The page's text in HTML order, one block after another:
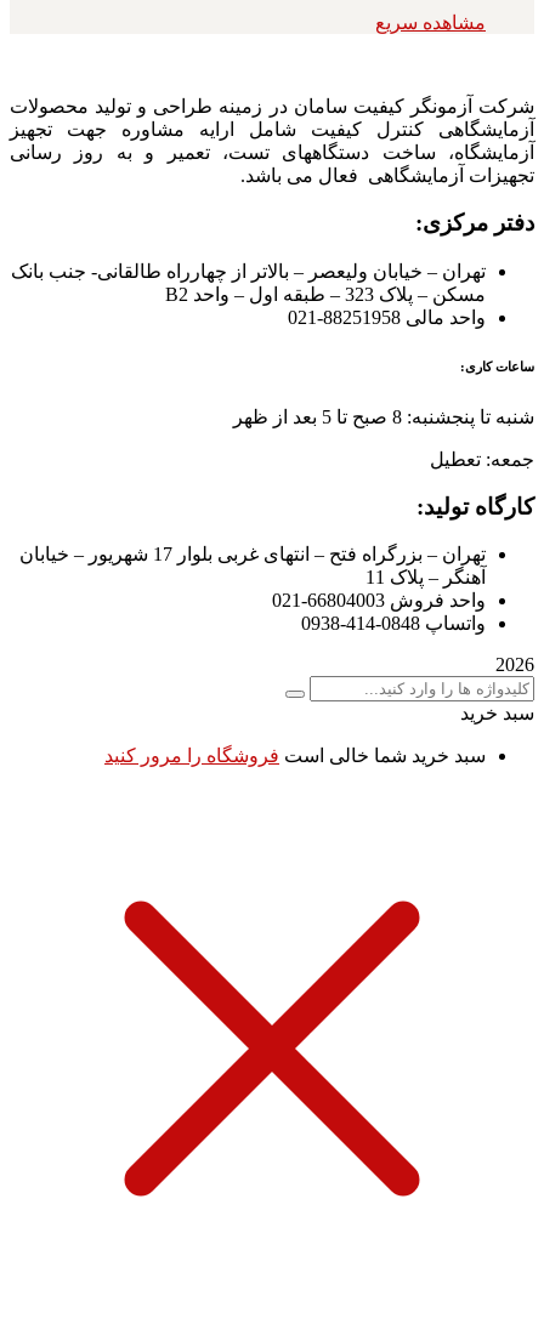
مشاهده سریع
شرکت آزمونگر کیفیت سامان در زمینه طراحی و تولید محصولات
آزمایشگاهی کنترل کیفیت شامل ارایه مشاوره جهت تجهیز
آزمایشگاه، ساخت دستگاههای تست، تعمیر و به روز رسانی
تجهیزات آزمایشگاهی فعال می باشد.
دفتر مرکزی:
تهران – خیابان ولیعصر – بالاتر از چهارراه طالقانی- جنب بانک
مسکن – پلاک 323 – طبقه اول – واحد B2
واحد مالی 88251958-021
ساعات کاری:
شنبه تا پنجشنبه: 8 صبح تا 5 بعد از ظهر
جمعه: تعطیل
کارگاه تولید:
تهران – بزرگراه فتح – انتهای غربی بلوار 17 شهریور – خیابان
آهنگر – پلاک 11
واحد فروش 66804003-021
واتساپ 0848-414-0938
2026
سبد خرید
سبد خرید شما خالی است فروشگاه را مرور کنید